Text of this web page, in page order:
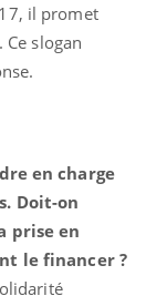
il promet
Ce slogan
en charge
Doit-on
prise en
le financer ?